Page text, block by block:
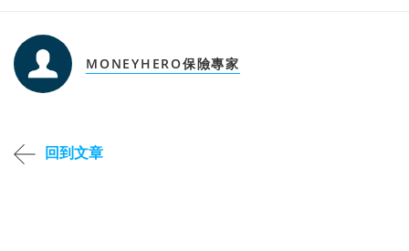
MONEYHERO保險專家
回到文章